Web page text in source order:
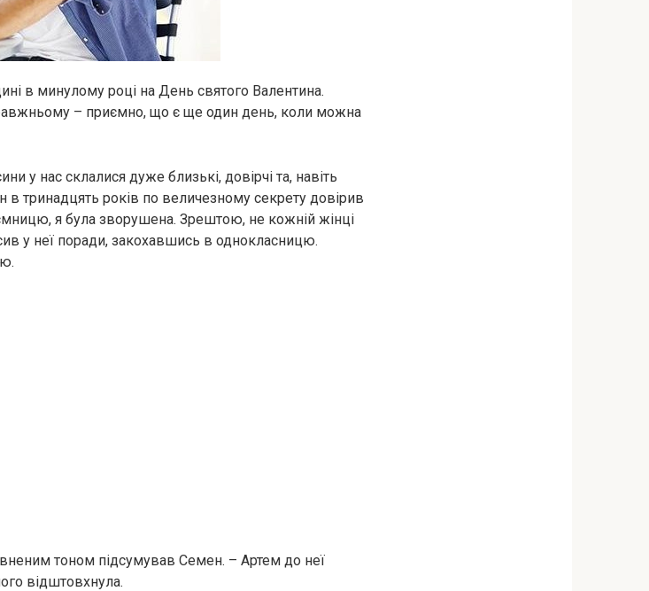
в минулому році на День святого Валентина.
– приємно, що є ще один день, коли можна
у нас склалися дуже близькі, довірчі та, навіть
в тринадцять років по величезному секрету довірив
я була зворушена. Зрештою, не кожній жінці
у неї поради, закохавшись в однокласницю.
тоном підсумував Семен. – Артем до неї
відштовхнула.